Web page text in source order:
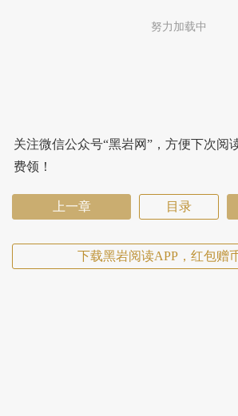
努力加载中
关注微信公众号“黑岩网”，方便下次阅
费领！
上一章 目录
下载黑岩阅读APP，红包赠